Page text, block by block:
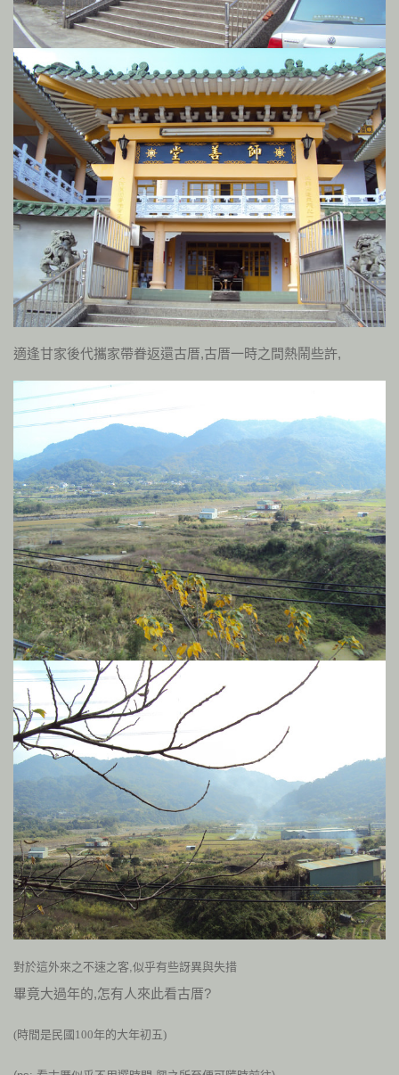
適逢甘家後代攜家帶眷返還古厝,古厝一時之間熱鬧些許,
對於這外來之不速之客,似乎有些訝異與失措
畢竟大過年的,怎有人來此看古厝?
(時間是民國100年的大年初五)